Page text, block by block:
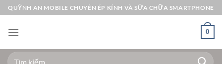
Bỏ
qua
nội
QUỲNH AN MOBILE CHUYÊN ÉP KÍNH VÀ SỬA CHỮA SMARTPHONE
0
Tìm